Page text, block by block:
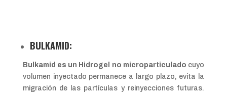
BULKAMID:
Bulkamid es un Hidrogel no microparticulado cuyo
volumen inyectado permanece a largo plazo, evita la
migración de las partículas y reinyecciones futuras.